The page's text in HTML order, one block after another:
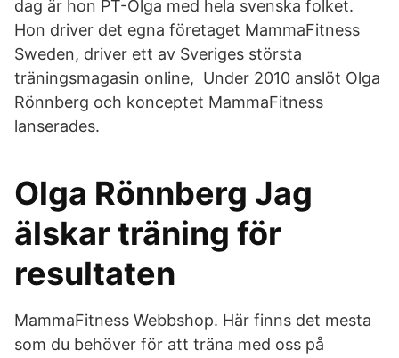
dag är hon PT-Olga med hela svenska folket.
Hon driver det egna företaget MammaFitness
Sweden, driver ett av Sveriges största
träningsmagasin online, Under 2010 anslöt Olga
Rönnberg och konceptet MammaFitness
lanserades.
Olga Rönnberg Jag
älskar träning för
resultaten
MammaFitness Webbshop. Här finns det mesta
som du behöver för att träna med oss på